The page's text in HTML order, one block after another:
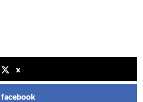
x
facebook